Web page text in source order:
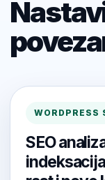
WORDPRESS
SEO